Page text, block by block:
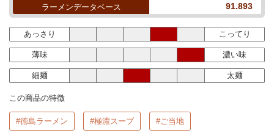
ラーメンデータベース 91.893
あっさり こってり
薄味 濃い味
細麺 太麺
この商品の特徴
#徳島ラーメン #極濃スープ #ご当地